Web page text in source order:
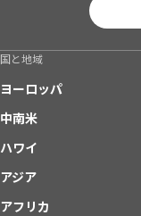
国と地域
ヨーロッパ
中南米
ハワイ
アジア
アフリカ